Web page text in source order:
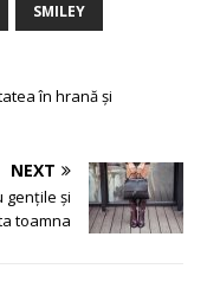
SMILEY
în hrană și
NEXT
gențile și
toamna